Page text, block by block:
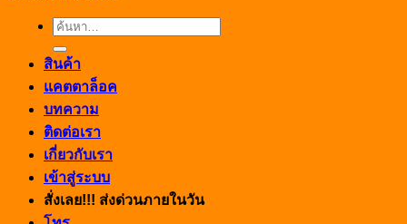
ค้นหา:
สินค้า
แคตตาล็อค
บทความ
ติดต่อเรา
เกี่ยวกับเรา
เข้าสู่ระบบ
สั่งเลย!!! ส่งด่วนภายในวัน